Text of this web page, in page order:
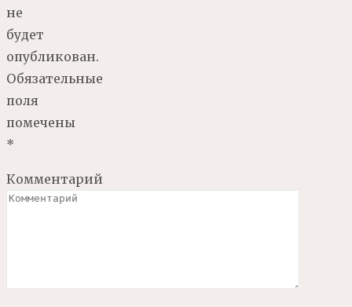
не
будет
опубликован.
Обязательные
поля
помечены
*
Комментарий